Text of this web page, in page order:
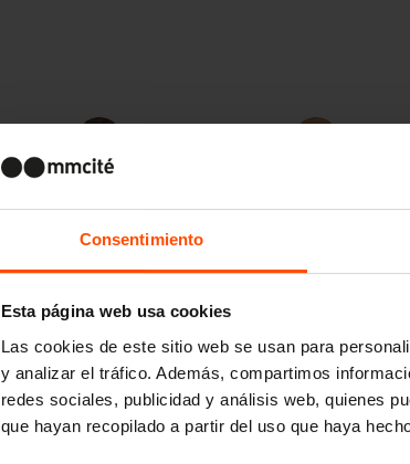
Consentimiento
Esta página web usa cookies
Las cookies de este sitio web se usan para
y analizar el tráfico. Además, compartimos
redes sociales, publicidad y análisis web, quienes
que hayan recopilado a partir del uso que haya
termotratada
C167403